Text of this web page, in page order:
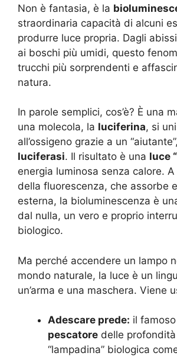
Non è fantasia, è la
straordinaria capacità di alcuni
produrre luce propria. Dagli
ai boschi più umidi, questo
trucchi più sorprendenti e
natura.
In parole semplici, cos’è? È una
una molecola, la luciferina, si
all’ossigeno grazie a un
luciferasi. Il risultato è una luce
energia luminosa senza calore.
della fluorescenza, che assorbe
esterna, la bioluminescenza è
dal nulla, un vero e proprio
biologico.
Ma perché accendere un lampo
mondo naturale, la luce è un
un’arma e una maschera. Viene
Adescare prede: il famoso
pescatore delle
“lampadina” biologica